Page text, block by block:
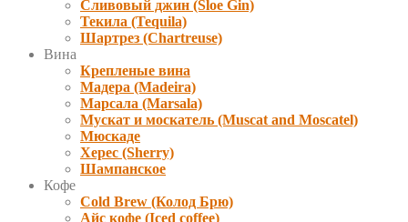
Сливовый джин (Sloe Gin)
Текила (Tequila)
Шартрез (Chartreuse)
Вина
Крепленые вина
Мадера (Madeira)
Марсала (Marsala)
Мускат и москатель (Muscat and Moscatel)
Мюскаде
Херес (Sherry)
Шампанское
Кофе
Cold Brew (Колод Брю)
Айс кофе (Iced coffee)